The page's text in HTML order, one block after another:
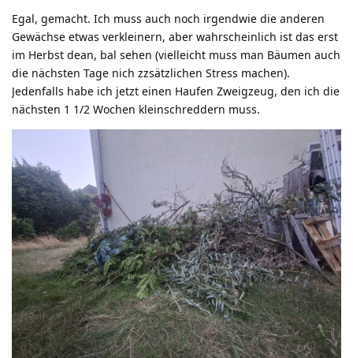
Egal, gemacht. Ich muss auch noch irgendwie die anderen
Gewächse etwas verkleinern, aber wahrscheinlich ist das erst
im Herbst dean, bal sehen (vielleicht muss man Bäumen auch
die nächsten Tage nich zzsätzlichen Stress machen).
Jedenfalls habe ich jetzt einen Haufen Zweigzeug, den ich die
nächsten 1 1/2 Wochen kleinschreddern muss.